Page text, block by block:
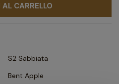
CARRELLO
S2 Sabbiata
Bent Apple